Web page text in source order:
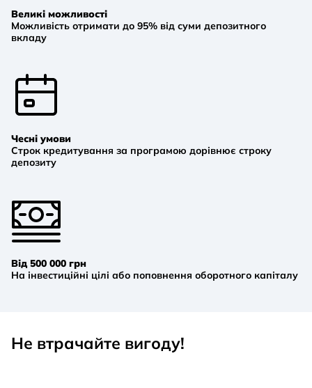
Великі можливості
Можливість отримати до 95% від суми депозитного
вкладу
Чесні умови
Строк кредитування за програмою дорівнює строку
депозиту
Від 500 000 грн
На інвестиційні цілі або поповнення оборотного капіталу
Не втрачайте вигоду!